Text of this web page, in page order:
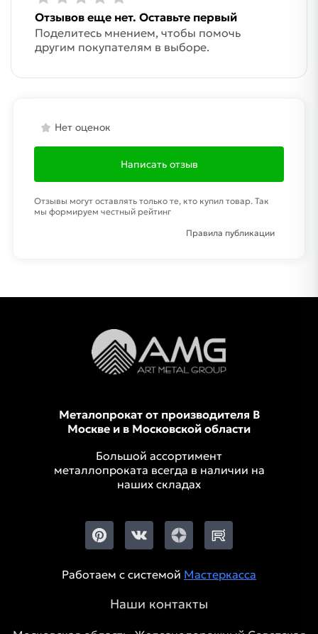
Отзывов еще нет. Оставьте первый
Поделитесь мнением, чтобы помочь
другим покупателям в выборе.
Нет оценок
Написать отзыв
Отзывы могут оставлять только те, кто купил товар. Так
мы формируем честный рейтинг
Правила публикации
Металопрокат от производителя В
Москве и в Московской области
Большой ассортимент
металлопроката всегда в наличии на
наших складах
Работаем с системой Мастеркасса
Наши контакты